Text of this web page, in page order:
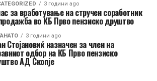
3 години ago
за вработување на стручен соработник
во КБ Прво пензиско друштво
3 години ago
Стојановиќ назначен за член на
одбор на КБ Прво пензиско
АД Скопје